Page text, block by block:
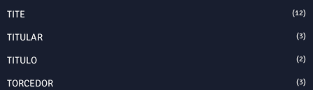
TITE (12)
TITULAR (3)
TITULO (2)
TORCEDOR (3)